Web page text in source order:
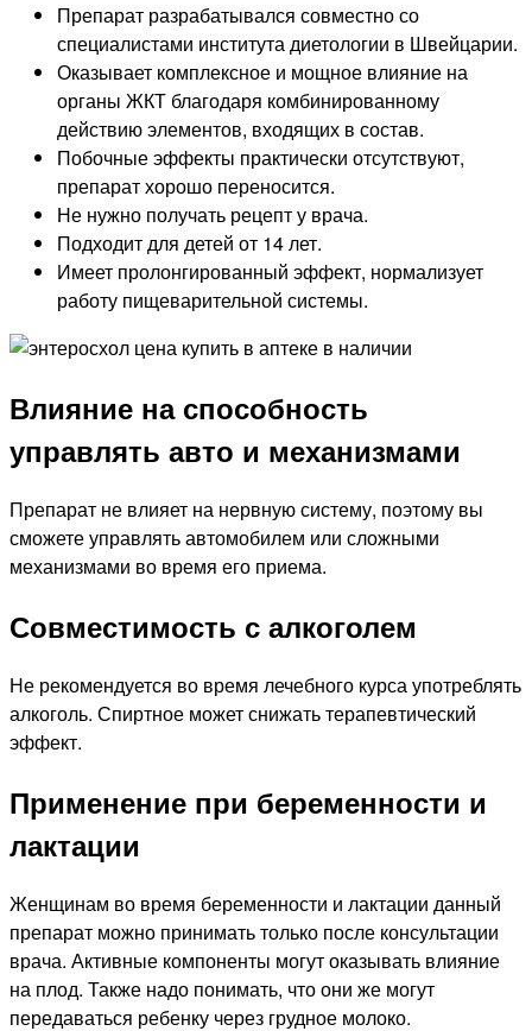
Препарат разрабатывался совместно со
специалистами института диетологии в Швейцарии.
Оказывает комплексное и мощное влияние на
органы ЖКТ благодаря комбинированному
действию элементов, входящих в состав.
Побочные эффекты практически отсутствуют,
препарат хорошо переносится.
Не нужно получать рецепт у врача.
Подходит для детей от 14 лет.
Имеет пролонгированный эффект, нормализует
работу пищеварительной системы.
Влияние на способность
управлять авто и механизмами
Препарат не влияет на нервную систему, поэтому вы
сможете управлять автомобилем или сложными
механизмами во время его приема.
Совместимость с алкоголем
Не рекомендуется во время лечебного курса употреблять
алкоголь. Спиртное может снижать терапевтический
эффект.
Применение при беременности и
лактации
Женщинам во время беременности и лактации данный
препарат можно принимать только после консультации
врача. Активные компоненты могут оказывать влияние
на плод. Также надо понимать, что они же могут
передаваться ребенку через грудное молоко.